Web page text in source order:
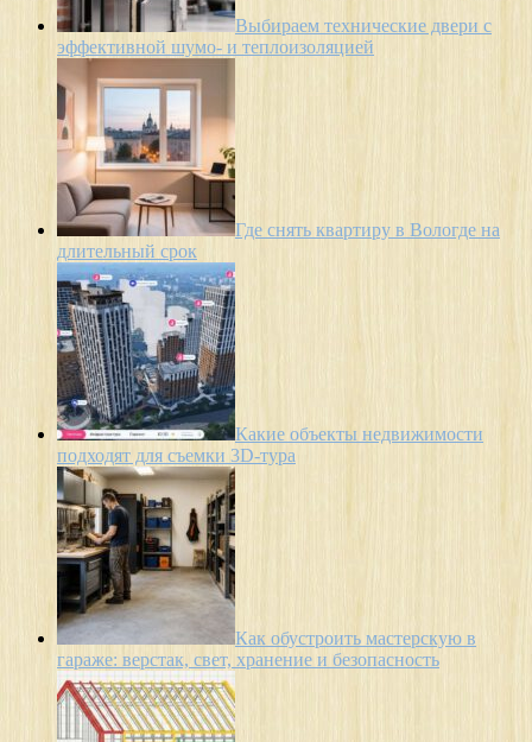
Выбираем технические двери с
эффективной шумо- и теплоизоляцией
Где снять квартиру в Вологде на
длительный срок
Какие объекты недвижимости
подходят для съемки 3D-тура
Как обустроить мастерскую в
гараже: верстак, свет, хранение и безопасность